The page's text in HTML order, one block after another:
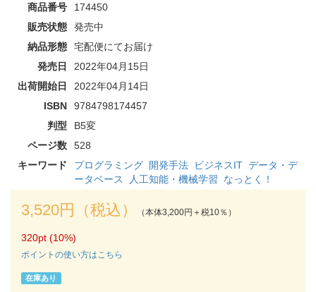
商品番号
174450
販売状態
発売中
納品形態
宅配便にてお届け
発売日
2022年04月15日
出荷開始日
2022年04月14日
ISBN
9784798174457
判型
B5変
ページ数
528
キーワード
プログラミング 開発手法 ビジネスIT データ・デ
ータベース
人工知能・機械学習 なっとく！
3,520円（税込） （本体3,200円＋税10％）
320pt (10%)
ポイントの使い方はこちら
在庫あり